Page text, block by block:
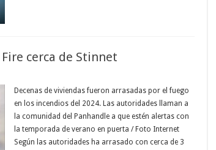
cerca de Stinnet
Decenas de viviendas fueron arrasadas por el fuego
en los incendios del 2024. Las autoridades llaman a
la comunidad del Panhandle a que estén alertas con
la temporada de verano en puerta / Foto Internet
Según las autoridades ha arrasado con cerca de 3